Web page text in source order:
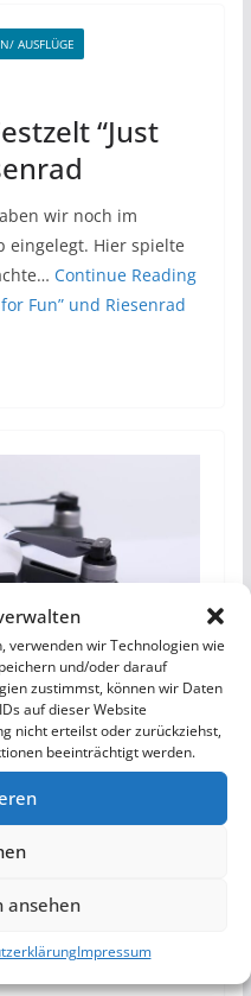
verwenden wir Technologien wie
und/oder darauf
zustimmst, können wir Daten
auf dieser Website
nicht erteilst oder zurückziehst,
beeinträchtigt werden.
ansehen
Impressum
AUSFLÜGE
“Just
wir noch im
eingelegt. Hier spielte
Continue Reading
Fun” und Riesenrad
DJI Spark,
und Tipps
Mitte letzten Jahres